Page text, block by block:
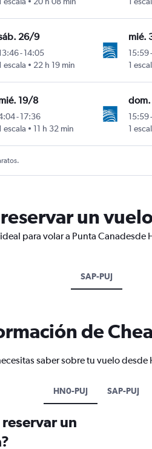
26/9
-14:05
escala
22 h 19 min
mié.
15:59-
1
19/8
-17:36
escala
11 h 32 min
15:59-
1
un
para volar a Punta
SAP-PUJ
de
saber sobre tu vuelo desde
HN0-PUJ SAP-PUJ
un